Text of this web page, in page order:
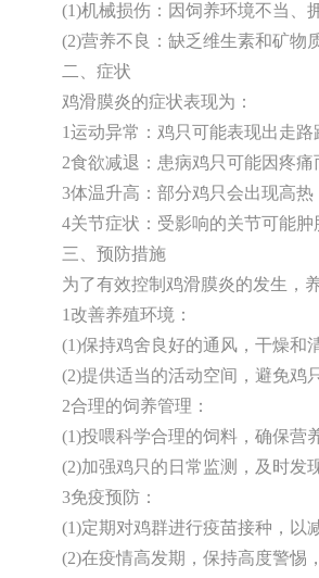
(1)机械损伤：因饲养环境不当、
(2)营养不良：缺乏维生素和矿物
二、症状
鸡滑膜炎的症状表现为：
1运动异常：鸡只可能表现出走
2食欲减退：患病鸡只可能因疼痛
3体温升高：部分鸡只会出现高热
4关节症状：受影响的关节可能肿
三、预防措施
为了有效控制鸡滑膜炎的发生，
1改善养殖环境：
(1)保持鸡舍良好的通风，干燥和
(2)提供适当的活动空间，避免鸡
2合理的饲养管理：
(1)投喂科学合理的饲料，确保营
(2)加强鸡只的日常监测，及时发
3免疫预防：
(1)定期对鸡群进行疫苗接种，以
(2)在疫情高发期，保持高度警惕